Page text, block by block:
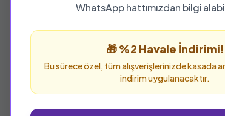
WhatsApp hattımızdan bilgi
🎁 %2 Havale İndirimi!
Bu sürece özel, tüm alışverişlerinizde kasada
indirim uygulanacaktır.